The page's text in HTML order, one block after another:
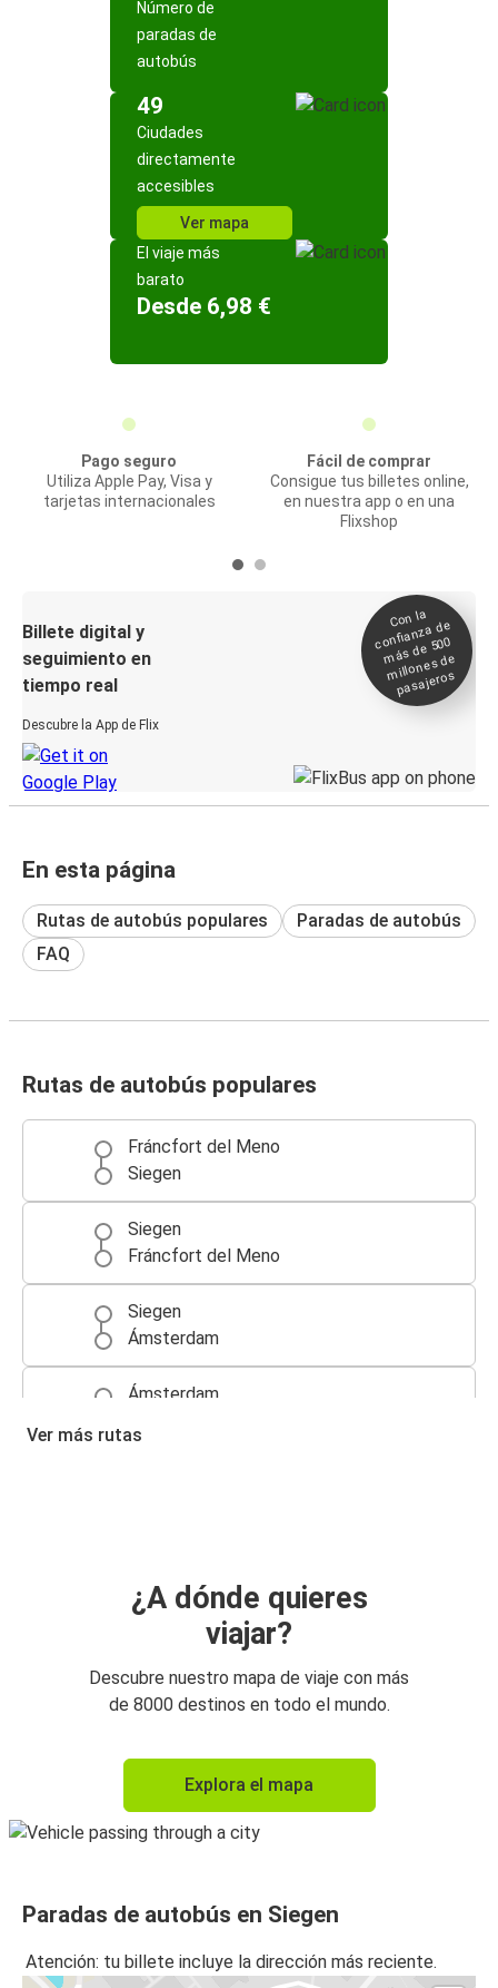
Número de
paradas de
autobús
49
Ciudades
directamente
accesibles
Ver mapa
El viaje más
barato
Desde 6,98 €
Pago seguro
Utiliza Apple Pay, Visa y
tarjetas internacionales
Fácil de comprar
Consigue tus billetes online,
en nuestra app o en una
Flixshop
Billete digital y
seguimiento en
tiempo real
Descubre la App de Flix
Con la
confianza de
más de 500
millones de
pasajeros
En esta página
Rutas de autobús populares
Paradas de autobús
FAQ
Rutas de autobús populares
Fráncfort del Meno
Siegen
Siegen
Fráncfort del Meno
Siegen
Ámsterdam
Ámsterdam
Dresde
Siegen
Siegen
Múnich
Siegen
Siegen
Ver más rutas
¿A dónde quieres
viajar?
Descubre nuestro mapa de viaje con más
de 8000 destinos en todo el mundo.
Explora el mapa
Paradas de autobús en Siegen
Atención: tu billete incluye la dirección más reciente.